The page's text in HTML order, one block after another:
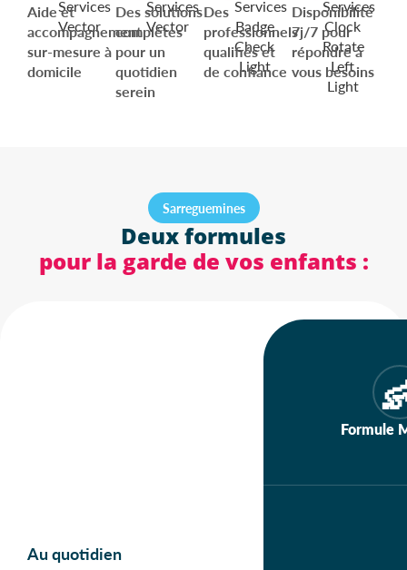
Aide et
accompagnement
sur-mesure à
domicile
Des solutions
complètes
pour un
quotidien
serein
Des
professionnels
qualifiés et
de confiance
Disponibilité
7j/7 pour
répondre à
vous besoins
Sarreguemines
Deux formules
pour la garde de vos enfants :
Formule
Au quotidien